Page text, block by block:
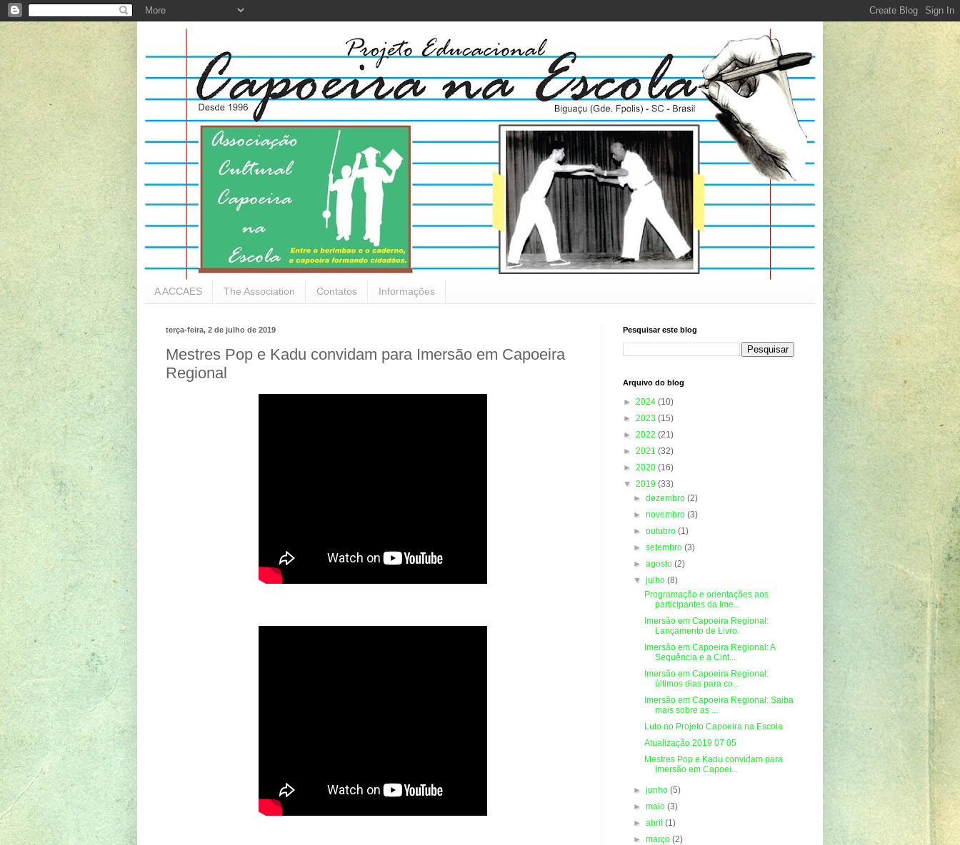
A ACCAES The Association Contatos Informações
terça-feira, 2 de julho de 2019
Mestres Pop e Kadu convidam para Imersão em Capoeira
Regional
Pesquisar este blog
Arquivo do blog
► 2024 (10)
► 2023 (15)
► 2022 (21)
► 2021 (32)
► 2020 (16)
▼ 2019 (33)
►dezembro(2)
►novembro(3)
►outubro(1)
►setembro(3)
►agosto(2)
▼julho(8)
Programação e orientações aos
participantes da Ime...
Imersão em Capoeira Regional:
Lançamento de Livro.
Imersão em Capoeira Regional: A
Sequência e a Cint...
Imersão em Capoeira Regional:
últimos dias para co...
Imersão em Capoeira Regional: Saiba
mais sobre as ...
Luto no Projeto Capoeira na Escola
Atualização 2019 07 05
Mestres Pop e Kadu convidam para
Imersão em Capoei...
►junho(5)
►maio(3)
►abril(1)
►março(2)